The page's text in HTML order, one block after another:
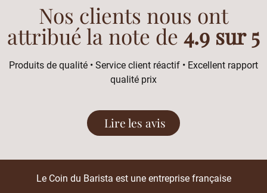
Nos clients nous ont
attribué la note de 4.9 sur 5
Produits de qualité • Service client réactif • Excellent rapport
qualité prix
Lire les avis
Le Coin du Barista est une entreprise française